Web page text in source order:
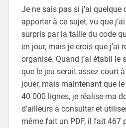
Je ne sais pas si j’ai quelque
apporter à ce sujet, vu que
surpris par la taille du code
en jour, mais je crois que j’ai
organisé. Quand j’ai établi le
que le jeu serait assez court
jouer, mais maintenant que
40 000 lignes, je réalise ma
d’ailleurs à consulter et
même fait un PDF, il fait 467